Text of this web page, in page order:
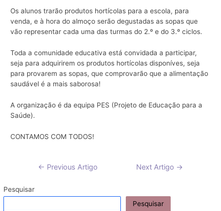
Os alunos trarão produtos hortícolas para a escola, para
venda, e à hora do almoço serão degustadas as sopas que
vão representar cada uma das turmas do 2.º e do 3.º ciclos.
Toda a comunidade educativa está convidada a participar,
seja para adquirirem os produtos hortícolas disponíves, seja
para provarem as sopas, que comprovarão que a alimentação
saudável é a mais saborosa!
A organização é da equipa PES (Projeto de Educação para a
Saúde).
CONTAMOS COM TODOS!
Navegação
artigos
← Previous Artigo Next Artigo →
Pesquisar
Pesquisar